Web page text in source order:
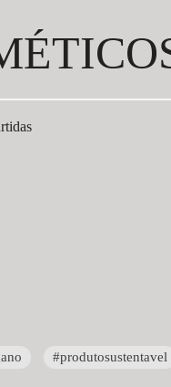
#produtosustentavel